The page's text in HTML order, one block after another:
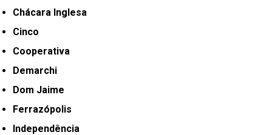
Chácara Inglesa
Cinco
Cooperativa
Demarchi
Dom Jaime
Ferrazópolis
Independência